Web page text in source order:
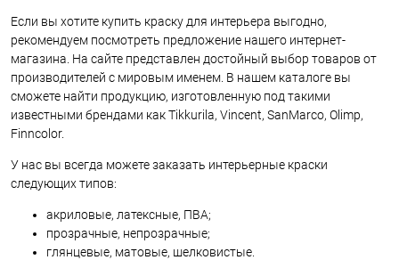
Если вы хотите купить краску для интерьера выгодно,
рекомендуем посмотреть предложение нашего интернет-
магазина. На сайте представлен достойный выбор товаров от
производителей с мировым именем. В нашем каталоге вы
сможете найти продукцию, изготовленную под такими
известными брендами как Tikkurila, Vincent, SanMarco, Olimp,
Finncolor.
У нас вы всегда можете заказать интерьерные краски
следующих типов:
акриловые, латексные, ПВА;
прозрачные, непрозрачные;
глянцевые, матовые, шелковистые.